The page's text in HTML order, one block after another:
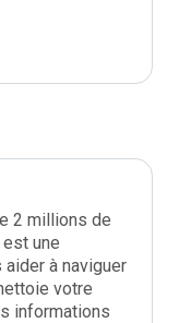
2 millions de
une
à naviguer
votre
informations